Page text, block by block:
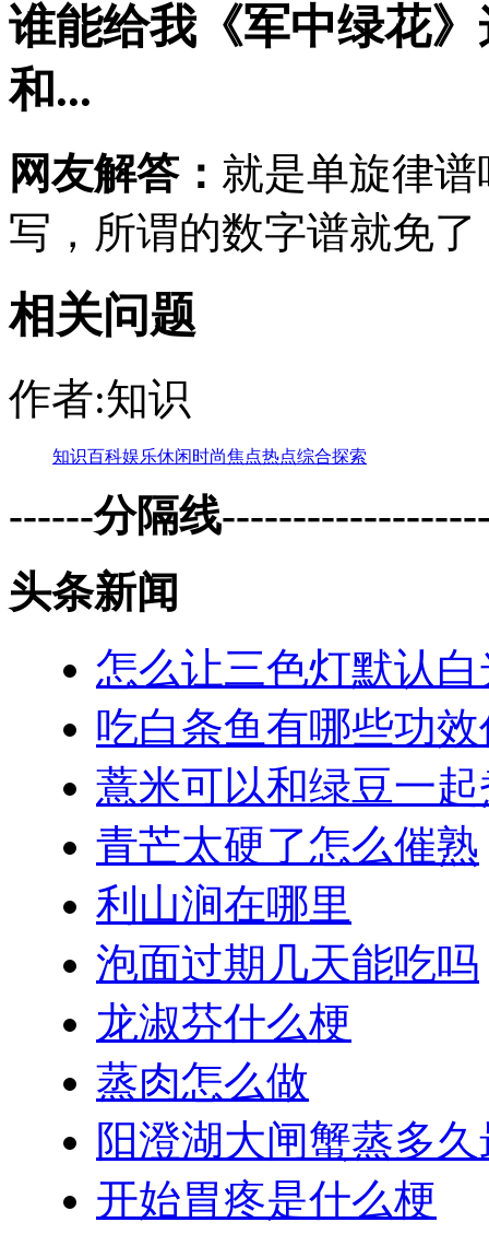
谁能给我《军中绿花
和...
网友解答： 就是单旋律
写，所谓的数字谱就免
相关问题
作者:知识
知识百科娱乐休闲时尚焦点热点综合探索
------分隔线
头条新闻
怎么让三色灯默认白
吃白条鱼有哪些功
薏米可以和绿豆一
青芒太硬了怎么催熟
利山涧在哪里
泡面过期几天能吃吗
龙淑芬什么梗
蒸肉怎么做
阳澄湖大闸蟹蒸多
开始胃疼是什么梗